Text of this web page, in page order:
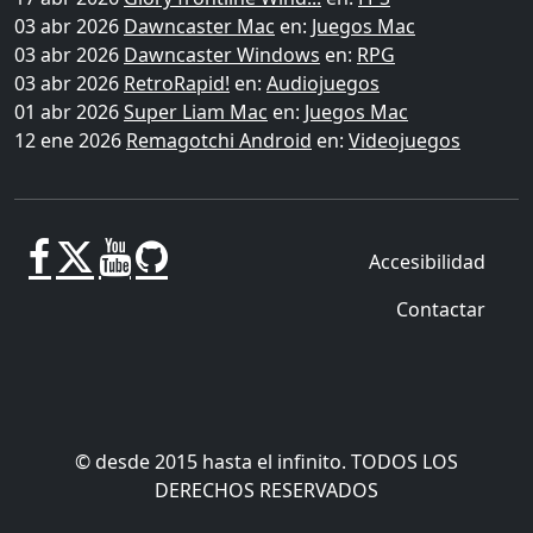
03 abr 2026 Dawncaster Mac en: Juegos Mac
03 abr 2026 Dawncaster Windows en: RPG
03 abr 2026 RetroRapid! en: Audiojuegos
01 abr 2026Super Liam Mac en: Juegos Mac
12 ene 2026 Remagotchi Android en: Videojuegos
Accesibilidad
Contactar
© desde 2015 hasta el infinito. TODOS LOS
DERECHOS RESERVADOS